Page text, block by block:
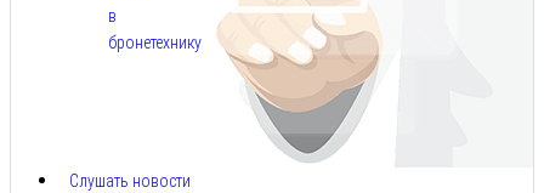
в
бронетехнику
Слушать новости